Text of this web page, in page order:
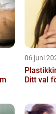
06 juni
Ditt val